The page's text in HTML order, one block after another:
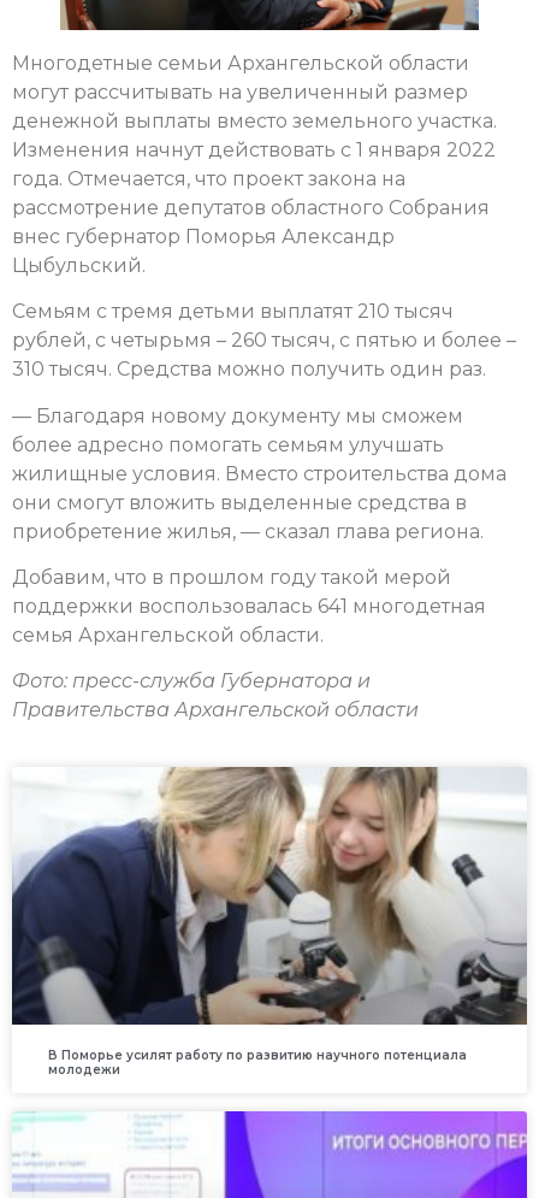
Многодетные семьи Архангельской области
могут рассчитывать на увеличенный размер
денежной выплаты вместо земельного участка.
Изменения начнут действовать с 1 января 2022
года. Отмечается, что проект закона на
рассмотрение депутатов областного Собрания
внес губернатор Поморья Александр
Цыбульский.
Семьям с тремя детьми выплатят 210 тысяч
рублей, с четырьмя – 260 тысяч, с пятью и более –
310 тысяч. Средства можно получить один раз.
— Благодаря новому документу мы сможем
более адресно помогать семьям улучшать
жилищные условия. Вместо строительства дома
они смогут вложить выделенные средства в
приобретение жилья, — сказал глава региона.
Добавим, что в прошлом году такой мерой
поддержки воспользовалась 641 многодетная
семья Архангельской области.
Фото: пресс-служба Губернатора и
Правительства Архангельской области
В Поморье усилят работу по развитию научного потенциала
молодежи